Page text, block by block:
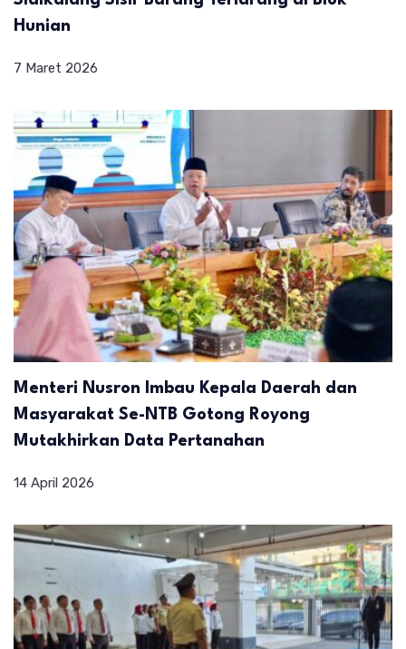
Hunian
7 Maret 2026
Menteri Nusron Imbau Kepala Daerah dan
Masyarakat Se-NTB Gotong Royong
Mutakhirkan Data Pertanahan
14 April 2026